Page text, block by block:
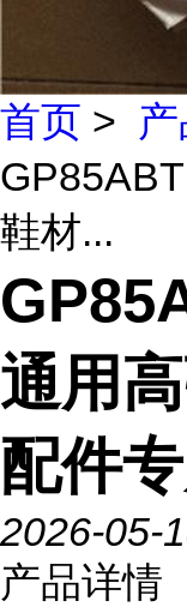
首页 >
鞋材...
通用
配件
2026-05-
产品详情